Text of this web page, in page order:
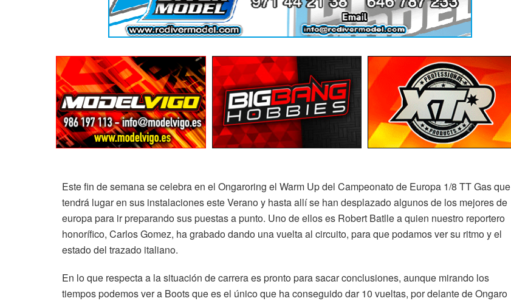
Este fin de semana se celebra en el Ongaroring el Warm Up del Campeonato de Europa 1/8 TT Gas que
tendrá lugar en sus instalaciones este Verano y hasta allí se han desplazado algunos de los mejores de
europa para ir preparando sus puestas a punto. Uno de ellos es Robert Batlle a quien nuestro reportero
honorífico, Carlos Gomez, ha grabado dando una vuelta al circuito, para que podamos ver su ritmo y el
estado del trazado italiano.
En lo que respecta a la situación de carrera es pronto para sacar conclusiones, aunque mirando los
tiempos podemos ver a Boots que es el único que ha conseguido dar 10 vueltas, por delante de Ongaro